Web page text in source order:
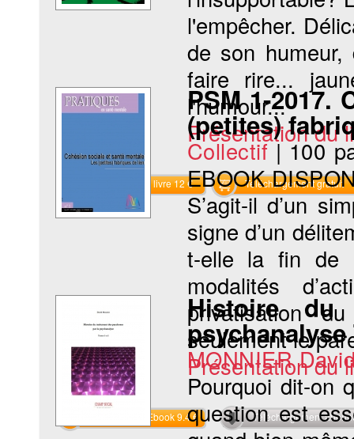
l'empêcher.
de son
faire rire...
l'humour...
Présentation du
Commander le livre 12 € Téléchargement gratuit
PSM 1-2017.
(petites)
Collectif |100
EBOOK
S’agit-il d’un
signe d’un
t-elle la fin de
modalités
privatisation
seulement le
Présentation du
Commander l'Ebook 9.4 € Téléchargement
Histoire du
psychanalyse
MONNIER
Pourquoi dit-on
question est